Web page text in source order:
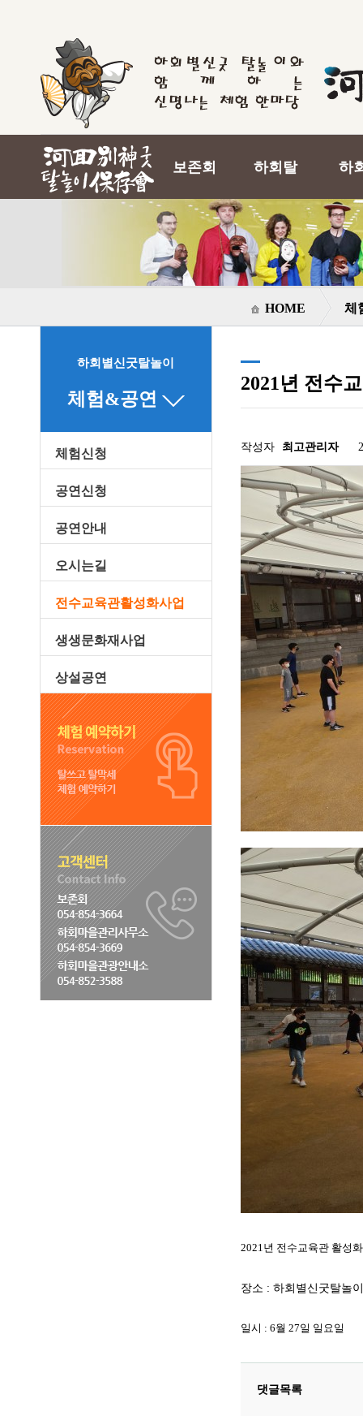
보존회 하회탈 하
HOME 체
하회별신굿탈놀이
체험&공연
체험신청
공연신청
공연안내
오시는길
전수교육관활성화사업
생생문화재사업
상설공연
2021년 전수
작성자 최고관리자
관련링크
2021년 전수교육관 활성
장소 : 하회별신굿탈놀
일시 : 6월 27일 일요일
댓글목록